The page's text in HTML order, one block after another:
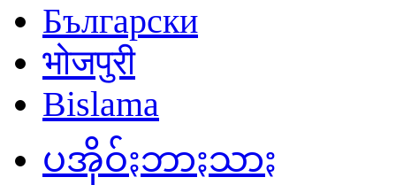
Български
भोजपुरी
Bislama
ပအိုဝ်ႏဘာႏသာႏ